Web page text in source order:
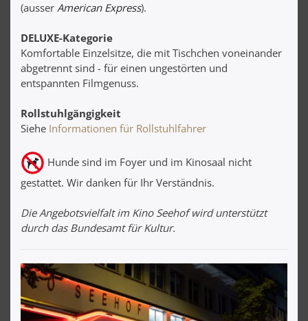
(ausser American Express).
DELUXE-Kategorie
Komfortable Einzelsitze, die mit Tischchen voneinander
abgetrennt sind - für einen ungestörten und
entspannten Filmgenuss.
Rollstuhlgängigkeit
Siehe Informationen für Rollstuhlfahrer
Hunde sind im Foyer und im Kinosaal nicht
gestattet. Wir danken für Ihr Verständnis.
Die Angebotsvielfalt im Kino Seehof wird unterstützt
durch das Bundesamt für Kultur.